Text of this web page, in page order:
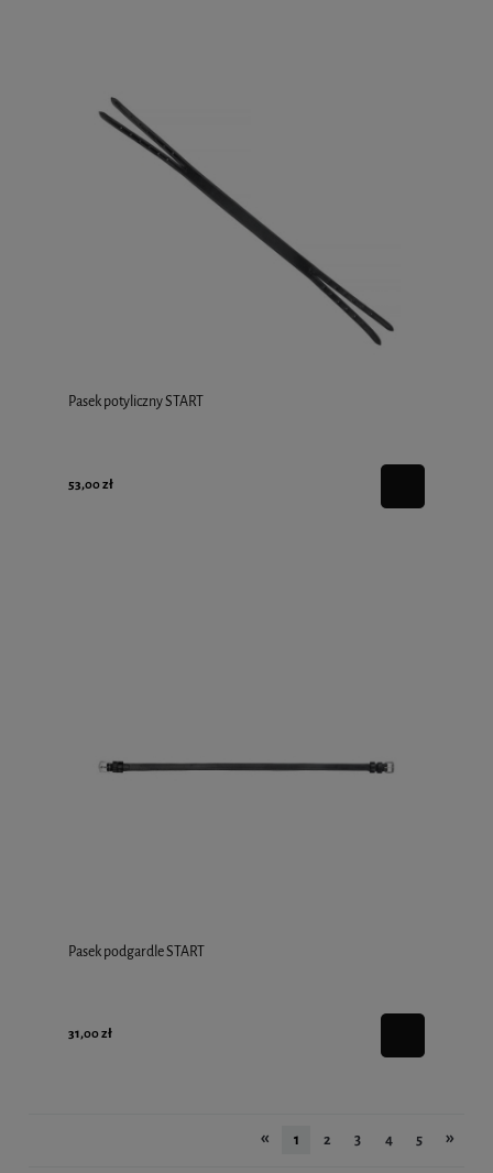
Pasek potyliczny START
53,00 zł
Pasek podgardle START
31,00 zł
« 1 2 3 4 5 »